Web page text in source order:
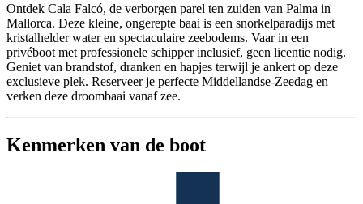
Ontdek Cala Falcó, de verborgen parel ten zuiden van Palma in
Mallorca. Deze kleine, ongerepte baai is een snorkelparadijs met
kristalhelder water en spectaculaire zeebodems. Vaar in een
privéboot met professionele schipper inclusief, geen licentie nodig.
Geniet van brandstof, dranken en hapjes terwijl je ankert op deze
exclusieve plek. Reserveer je perfecte Middellandse-Zeedag en
verken deze droombaai vanaf zee.
Kenmerken van de boot